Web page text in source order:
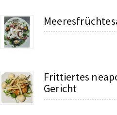
Frittiertes
Gericht